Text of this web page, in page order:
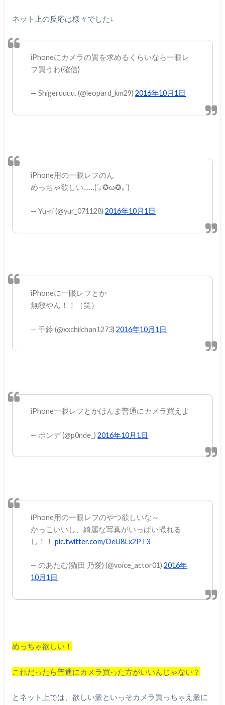
ネット上の反応は様々でした↓
iPhoneにカメラの質を求めるくらいなら一眼レ
フ買うわ(確信)
— Shigeruuuu. (@leopard_km29)2016年10月1日
iPhone用の一眼レフのん
めっちゃ欲しい……(´｡✪ω✪｡`)
— Yu-ri (@yur_071128)2016年10月1日
iPhoneに一眼レフとか
無敵やん！！（笑）
— 千鈴 (@xxchiichan1273)2016年10月1日
iPhone一眼レフとかほんま普通にカメラ買えよ
— ポンデ (@p0nde_)2016年10月1日
iPhone用の一眼レフのやつ欲しいな～
かっこいいし、綺麗な写真がいっぱい撮れる
し！！pic.twitter.com/OeU8Lx2PT3
— のあたむ(猫田 乃愛) (@voice_actor01)2016年
10月1日
めっちゃ欲しい！
これだったら普通にカメラ買った方がいいんじゃない？
とネット上では、欲しい派といっそカメラ買っちゃえ派に